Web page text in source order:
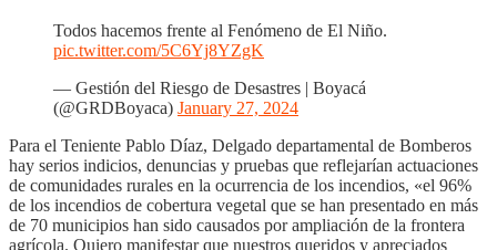
Todos hacemos frente al Fenómeno de El Niño.
pic.twitter.com/5C6Yj8YZgK
— Gestión del Riesgo de Desastres | Boyacá
(@GRDBoyaca) January 27, 2024
Para el Teniente Pablo Díaz, Delgado departamental de Bomberos
hay serios indicios, denuncias y pruebas que reflejarían actuaciones
de comunidades rurales en la ocurrencia de los incendios, «el 96%
de los incendios de cobertura vegetal que se han presentado en más
de 70 municipios han sido causados por ampliación de la frontera
agrícola. Quiero manifestar que nuestros queridos y apreciados